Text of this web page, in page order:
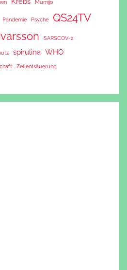
Mumijo
Pandemie Psyche QS24TV
SARSCOV-2
spirulina WHO
Zellentsäuerung